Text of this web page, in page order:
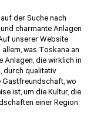
der Suche nach
charmante Anlagen
unserer Website
was Toskana an
Anlagen, die wirklich in
durch qualitativ
Gastfreundschaft, wo
ist, um die Kultur, die
einer Region